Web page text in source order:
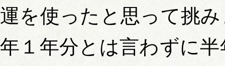
運を使ったと思って挑
年１年分とは言わずに